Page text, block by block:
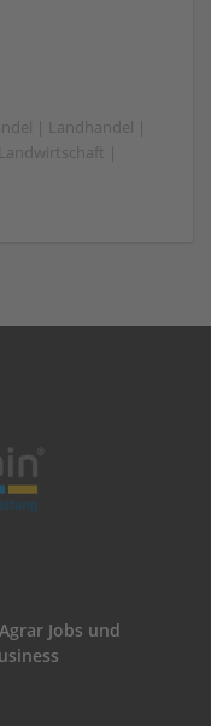
| Landhandel |
|
Jobs und